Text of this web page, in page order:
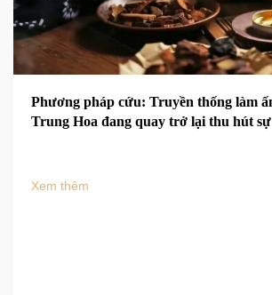
Phương pháp cứu: Truyền thống làm
Trung Hoa đang quay trở lại thu hút
Xem thêm